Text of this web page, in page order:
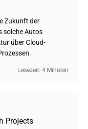
Zukunft der
solche Autos
über Cloud-
Lesezeit: 4 Minuten
Projects